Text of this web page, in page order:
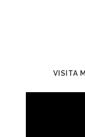
VISITA